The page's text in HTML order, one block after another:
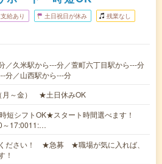
給あり 土日祝日が休み 残業なし
／久米駅から---分／萱町六丁目駅から---分
分／山西駅から---分
月～金） ★土日休みOK
短シフトOK★スタート時間選べます！
～17:0011:…
ださい！ ★急募 ★職場が気に入れば、
！